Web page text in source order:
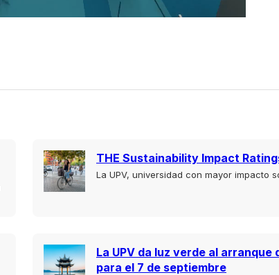
THE Sustainability Impact
La UPV, universidad con mayor impacto
La UPV da luz verde al arranque
para el 7 de septiembre